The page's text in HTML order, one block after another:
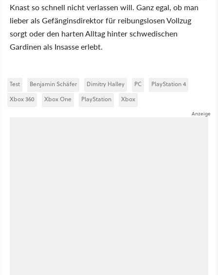
Knast so schnell nicht verlassen will. Ganz egal, ob man
lieber als Gefänginsdirektor für reibungslosen Vollzug
sorgt oder den harten Alltag hinter schwedischen
Gardinen als Insasse erlebt.
Test Benjamin Schäfer Dimitry Halley PC
PlayStation 4
Xbox 360
Xbox One PlayStation Xbox